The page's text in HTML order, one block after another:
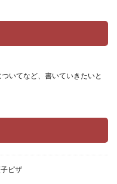
いてなど、書いていきたいと
ピザ